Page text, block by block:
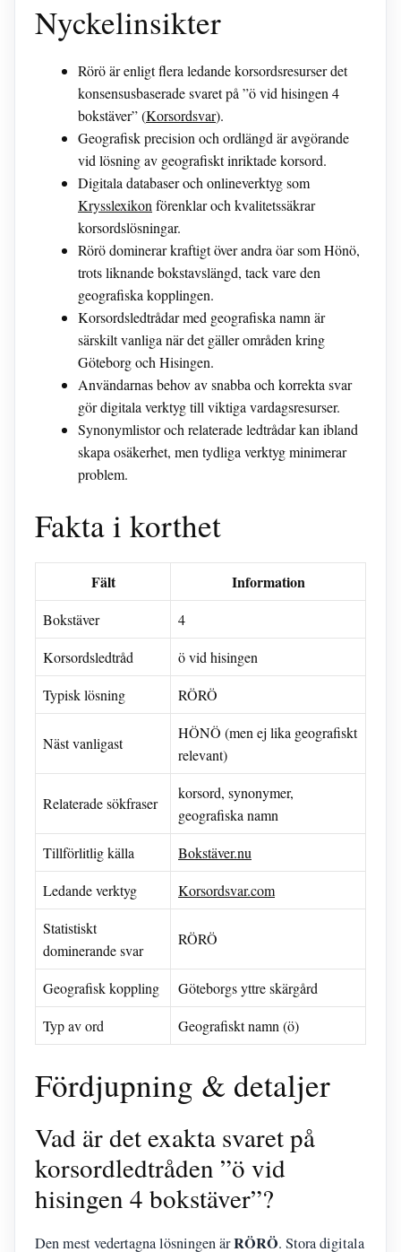
Nyckelinsikter
Rörö är enligt flera ledande korsordsresurser det
konsensusbaserade svaret på ”ö vid hisingen 4
bokstäver” (Korsordsvar).
Geografisk precision och ordlängd är avgörande
vid lösning av geografiskt inriktade korsord.
Digitala databaser och onlineverktyg som
Krysslexikon förenklar och kvalitetssäkrar
korsordslösningar.
Rörö dominerar kraftigt över andra öar som Hönö,
trots liknande bokstavslängd, tack vare den
geografiska kopplingen.
Korsordsledtrådar med geografiska namn är
särskilt vanliga när det gäller områden kring
Göteborg och Hisingen.
Användarnas behov av snabba och korrekta svar
gör digitala verktyg till viktiga vardagsresurser.
Synonymlistor och relaterade ledtrådar kan ibland
skapa osäkerhet, men tydliga verktyg minimerar
problem.
Fakta i korthet
Fält Information
Bokstäver
4
Korsordsledtråd
ö vid hisingen
Typisk lösning
RÖRÖ
Näst vanligast
HÖNÖ (men ej lika geografiskt
relevant)
Relaterade sökfraser
korsord, synonymer,
geografiska namn
Tillförlitlig källa
Bokstäver.nu
Ledande verktyg
Korsordsvar.com
Statistiskt
dominerande svar
RÖRÖ
Geografisk koppling
Göteborgs yttre skärgård
Typ av ord
Geografiskt namn (ö)
Fördjupning & detaljer
Vad är det exakta svaret på
korsordledtråden ”ö vid
hisingen 4 bokstäver”?
Den mest vedertagna lösningen ärRÖRÖ. Stora digitala